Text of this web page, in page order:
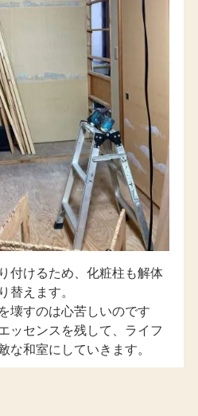
付けるため、化粧柱も解体
替えます。
壊すのは心苦しいのです
ッセンスを残して、ライフ
な和室にしていきます。